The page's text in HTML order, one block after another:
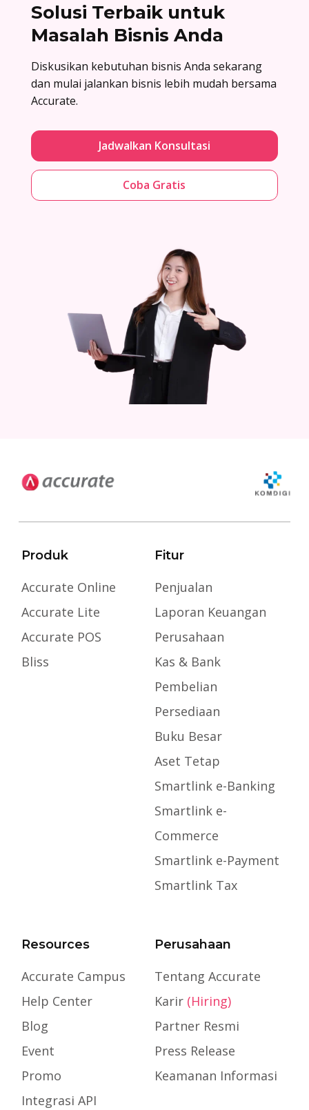
Solusi Terbaik untuk
Masalah Bisnis Anda
Diskusikan kebutuhan bisnis Anda sekarang
dan mulai jalankan bisnis lebih mudah bersama
Accurate.
Jadwalkan Konsultasi
Coba Gratis
Produk
Accurate Online
Accurate Lite
Accurate POS
Bliss
Fitur
Penjualan
Laporan Keuangan
Perusahaan
Kas & Bank
Pembelian
Persediaan
Buku Besar
Aset Tetap
Smartlink e-Banking
Smartlink e-
Commerce
Smartlink e-Payment
Smartlink Tax
Resources
Accurate Campus
Help Center
Blog
Event
Promo
Integrasi API
Perusahaan
Tentang Accurate
Karir (Hiring)
Partner Resmi
Press Release
Keamanan Informasi